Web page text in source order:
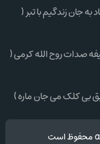
جان زندگیم با تبر (
صدات روح الله کرمی (
بی کلک می جان ماره )